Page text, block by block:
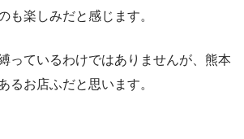
も楽しみだと感じます。
っているわけではありませんが、熊本
るお店ふだと思います。